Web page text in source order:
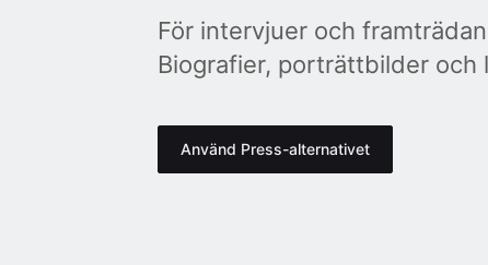
För intervjuer och
Biografier, porträttbilder och
Använd Press-alternativet